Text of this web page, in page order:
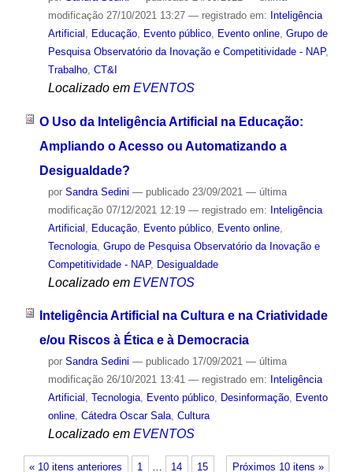
modificação27/10/2021 13:27 — registrado em: Inteligência
Artificial
Educação, Evento público, Evento online, Grupo de
Pesquisa Observatório da Inovação e Competitividade - NAP,
Trabalho, CT&I
Localizado em EVENTOS
O Uso da Inteligência Artificial na Educação:
Ampliando o Acesso ou Automatizando a
Desigualdade?
por Sandra Sedini — publicado23/09/2021 — última
modificação07/12/2021 12:19 — registrado em: Inteligência
Artificial
Educação, Evento público, Evento online,
Tecnologia, Grupo de Pesquisa Observatório da Inovação e
Competitividade - NAP, Desigualdade
Localizado em EVENTOS
Inteligência Artificial na Cultura e na Criatividade
e/ou Riscos à Ética e à Democracia
por Sandra Sedini — publicado17/09/2021 — última
modificação26/10/2021 13:41 — registrado em: Inteligência
Artificial , Tecnologia, Evento público, Desinformação, Evento
online, Cátedra Oscar Sala, Cultura
Localizado em EVENTOS
« 10 itens anteriores Próximos 10 itens »
1 … 14 15